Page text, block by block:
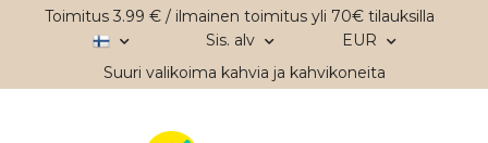
Toimitus 3.99 € / ilmainen toimitus yli 70€ tilauksilla
Sis. alv
EUR
Suuri valikoima kahvia ja kahvikoneita